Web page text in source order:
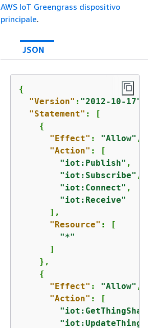
AWS IoT Greengrass dispositivo
principale.
JSON
{
"Version" : "2012-10-17"
"Statement" : [
{
"Effect" : "Allow" ,
"Action" : [
"iot:Publish" ,
"iot:Subscribe" ,
"iot:Connect" ,
"iot:Receive"
      ],
"Resource" : [
"*"
      ]
    },
{
"Effect" : "Allow" ,
"Action" : [